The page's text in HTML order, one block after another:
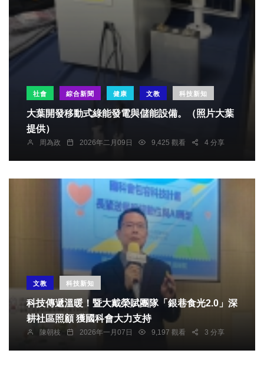
社會 綜合新聞 健康 文教 科技新知
大葉開發移動式綠能發電與儲能設備。（照片大葉
提供）
周為政 2026年二月09日 9,425 觀看 4 分享
文教 科技新知
科技傳遞溫暖！暨大戴榮賦團隊「銀巷食光2.0」深
耕社區照顧 獲國科會大力支持
陳朝枝 2026年一月07日 9,197 觀看 3 分享